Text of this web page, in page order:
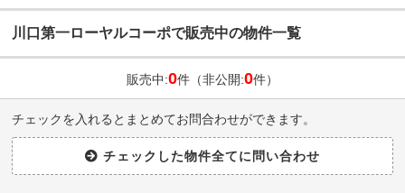
川口第一ローヤルコーポで販売中の物件一覧
販売中:0件（非公開:0件）
チェックを入れるとまとめてお問合わせができます。